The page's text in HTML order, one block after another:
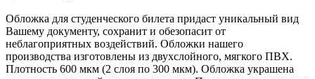
Обложка для студенческого билета придаст уникальный вид
Вашему документу, сохранит и обезопасит от
неблагоприятных воздействий. Обложки нашего
производства изготовлены из двухслойного, мягкого ПВХ.
Плотность 600 мкм (2 слоя по 300 мкм). Обложка украшена